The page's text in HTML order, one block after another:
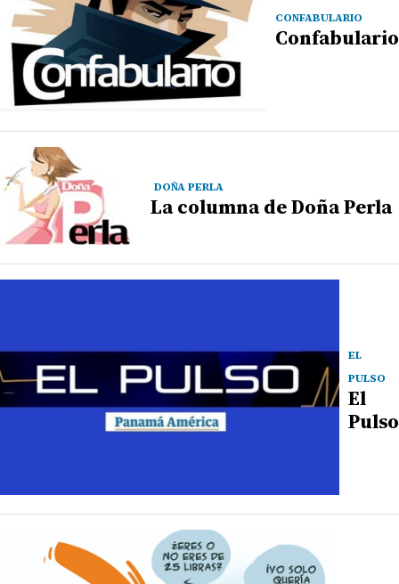
CONFABULARIO
Confabulario
DOÑA PERLA
La columna de Doña Perla
EL
PULSO
El
Pulso